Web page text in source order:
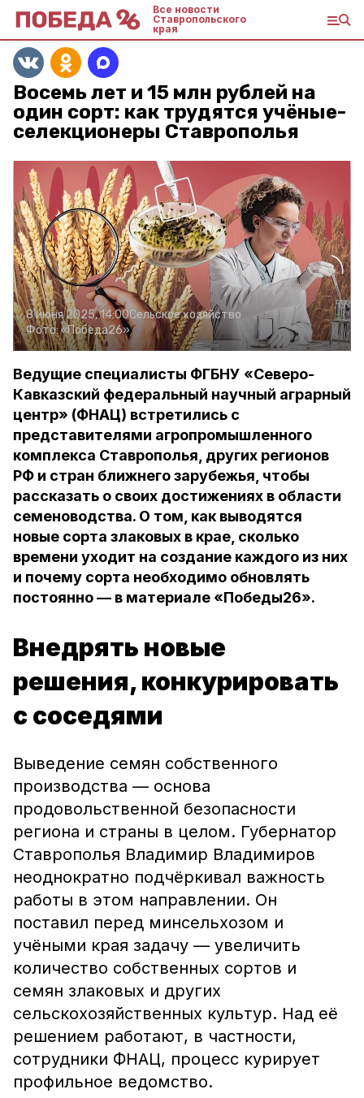
Все новости
Ставропольского
края
Восемь лет и 15 млн рублей на
один сорт: как трудятся учёные-
селекционеры Ставрополья
8 июня 2025, 14:00Сельское хозяйство
Фото:«Победа26»
Ведущие специалисты ФГБНУ «Северо-
Кавказский федеральный научный аграрный
центр» (ФНАЦ) встретились с
представителями агропромышленного
комплекса Ставрополья, других регионов
РФ и стран ближнего зарубежья, чтобы
рассказать о своих достижениях в области
семеноводства. О том, как выводятся
новые сорта злаковых в крае, сколько
времени уходит на создание каждого из них
и почему сорта необходимо обновлять
постоянно — в материале «Победы26».
Внедрять новые
решения, конкурировать
с соседями
Выведение семян собственного
производства — основа
продовольственной безопасности
региона и страны в целом. Губернатор
Ставрополья Владимир Владимиров
неоднократно подчёркивал важность
работы в этом направлении. Он
поставил перед минсельхозом и
учёными края задачу — увеличить
количество собственных сортов и
семян злаковых и других
сельскохозяйственных культур. Над её
решением работают, в частности,
сотрудники ФНАЦ, процесс курирует
профильное ведомство.